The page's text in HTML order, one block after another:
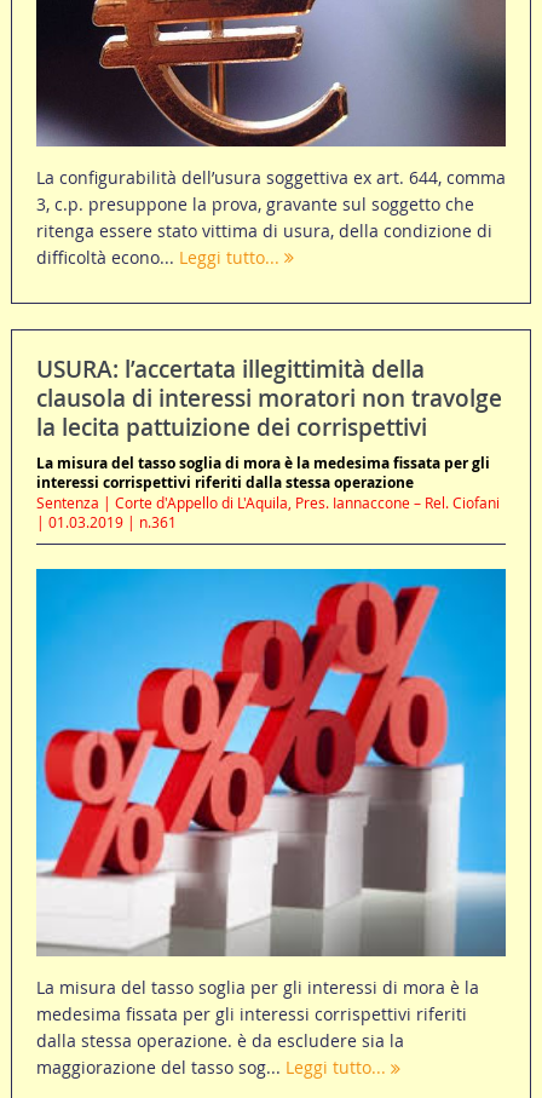
La configurabilità dell’usura soggettiva ex art. 644, comma
3, c.p. presuppone la prova, gravante sul soggetto che
ritenga essere stato vittima di usura, della condizione di
difficoltà econo... Leggi tutto...
USURA: l’accertata illegittimità della
clausola di interessi moratori non travolge
la lecita pattuizione dei corrispettivi
La misura del tasso soglia di mora è la medesima fissata per gli
interessi corrispettivi riferiti dalla stessa operazione
Sentenza | Corte d'Appello di L'Aquila, Pres. Iannaccone – Rel. Ciofani
| 01.03.2019 | n.361
La misura del tasso soglia per gli interessi di mora è la
medesima fissata per gli interessi corrispettivi riferiti
dalla stessa operazione. è da escludere sia la
maggiorazione del tasso sog... Leggi tutto...